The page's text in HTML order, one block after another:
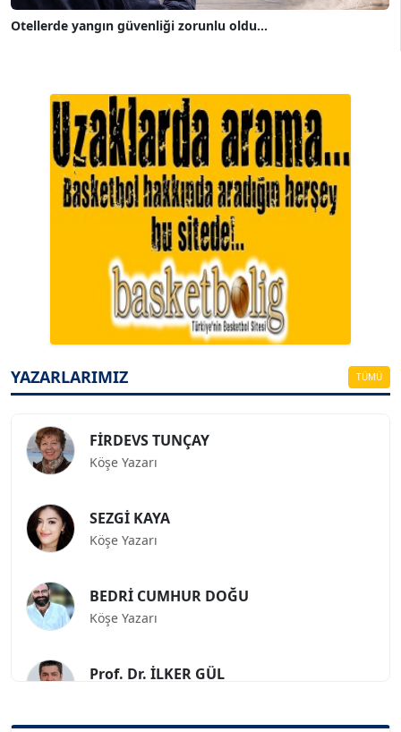
Otellerde yangın güvenliği zorunlu oldu...
YAZARLARIMIZ TÜMÜ
A. BAHRİ VRESKALA
Köşe Yazarı
ESAT ERÇETİNGÖZ
Köşe Yazarı
Köşe Yazarı
Köşe Yazarı
BEDRİ CUMHUR DOĞU
Köşe Yazarı
Köşe Yazarı